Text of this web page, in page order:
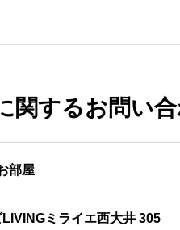
関するお問い
部屋
ミライエ西大井 305